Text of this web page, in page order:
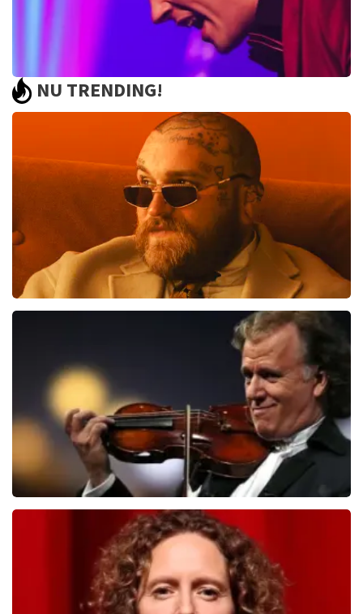
Bouke And The Elvis Matters Band
reviews
BEKIJKEN
NU TRENDING!
BESTEL NU
Andre Rieu
laatste 30 minuten
BESTEL NU